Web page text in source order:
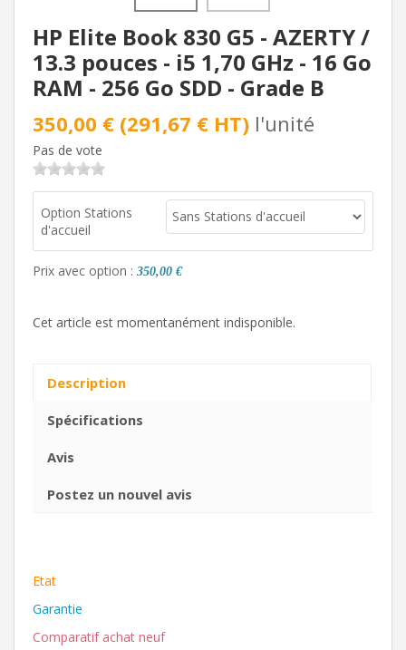
HP Elite Book 830 G5 - AZERTY /
13.3 pouces - i5 1,70 GHz - 16 Go
RAM - 256 Go SDD - Grade B
350,00 € (291,67 € HT) l'unité
Pas de vote
Option Stations
d'accueil
Prix avec option : 350,00 €
Cet article est momentanément indisponible.
Description
Spécifications
Avis
Postez un nouvel avis
Etat
Garantie
Comparatif achat neuf